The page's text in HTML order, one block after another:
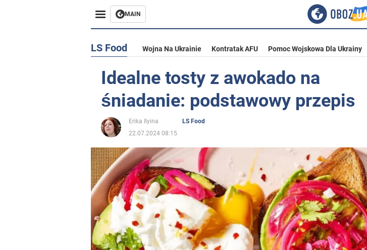
MAIN
LS Food Wojna Na Ukrainie Kontratak AFU Pomoc Wojskowa Dla Ukrainy
Idealne tosty z awokado na
śniadanie: podstawowy przepis
Erika Ilyina
LS Food
22.07.2024 08:15